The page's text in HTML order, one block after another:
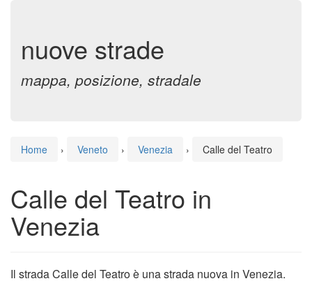
nuove strade
mappa, posizione, stradale
Home › Veneto › Venezia › Calle del Teatro
Calle del Teatro in
Venezia
Il strada Calle del Teatro è una strada nuova in Venezia.